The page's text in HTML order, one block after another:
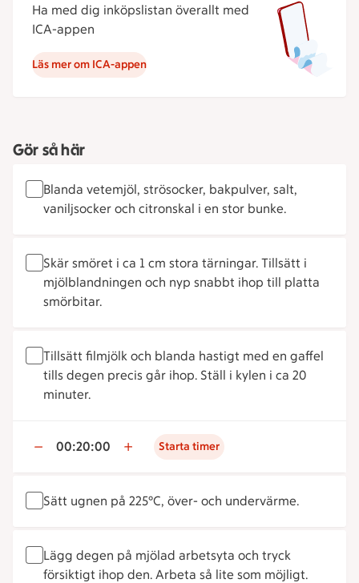
Ha med dig inköpslistan överallt med
ICA-appen
Läs mer om ICA-appen
Gör så här
Blanda vetemjöl, strösocker, bakpulver, salt,
vaniljsocker och citronskal i en stor bunke.
Skär smöret i ca 1 cm stora tärningar. Tillsätt i
mjölblandningen och nyp snabbt ihop till platta
smörbitar.
Tillsätt filmjölk och blanda hastigt med en gaffel
tills degen precis går ihop. Ställ i kylen i ca 20
minuter.
00:20:00 Starta timer
Sätt ugnen på 225°C, över- och undervärme.
Lägg degen på mjölad arbetsyta och tryck
försiktigt ihop den. Arbeta så lite som möjligt.